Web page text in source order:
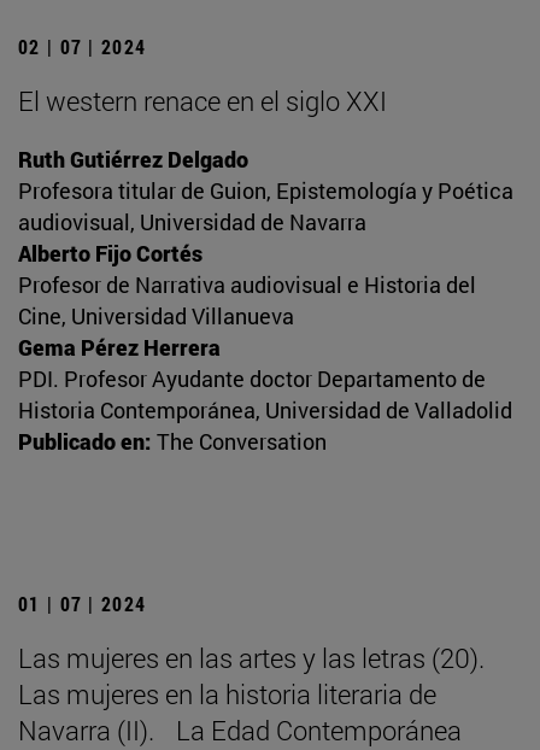
02 | 07 | 2024
El western renace en el siglo XXI
Ruth Gutiérrez Delgado
Profesora titular de Guion, Epistemología y Poética
audiovisual, Universidad de Navarra
Alberto Fijo Cortés
Profesor de Narrativa audiovisual e Historia del
Cine, Universidad Villanueva
Gema Pérez Herrera
PDI. Profesor Ayudante doctor Departamento de
Historia Contemporánea, Universidad de Valladolid
Publicado en: The Conversation
01 | 07 | 2024
Las mujeres en las artes y las letras (20).
Las mujeres en la historia literaria de
Navarra (II). La Edad Contemporánea